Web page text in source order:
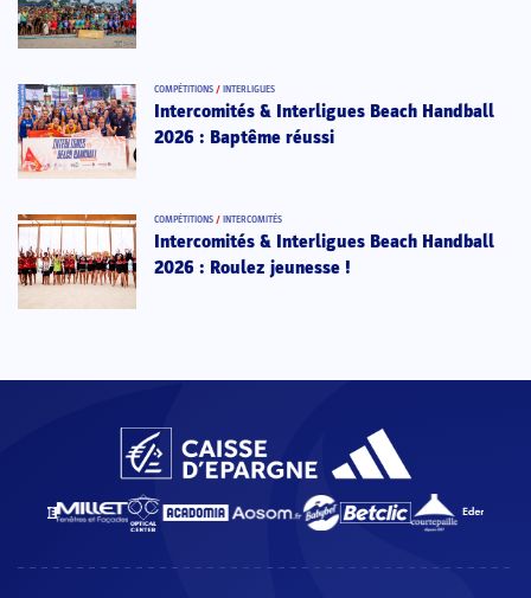
COMPÉTITIONS / INTERLIGUES
Intercomités & Interligues Beach Handball
2026 : Baptême réussi
COMPÉTITIONS / INTERCOMITÉS
Intercomités & Interligues Beach Handball
2026 : Roulez jeunesse !